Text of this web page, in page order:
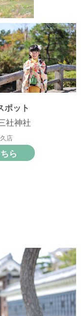
ポット
社神社
店
ら